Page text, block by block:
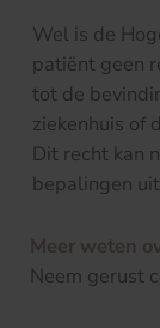
Wel is de
patiënt geen
tot de
ziekenhuis of
Dit recht kan
bepalingen
Meer weten
Neem gerust